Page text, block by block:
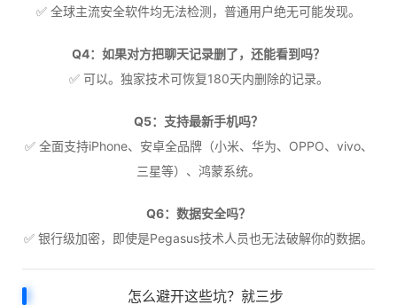
✅ 全球主流安全软件均无法检测，普通用户绝无可能发现。
Q4：如果对方把聊天记录删了，还能看到吗？
✅ 可以。独家技术可恢复180天内删除的记录。
Q5：支持最新手机吗？
✅ 全面支持iPhone、安卓全品牌（小米、华为、OPPO、vivo、
三星等）、鸿蒙系统。
Q6：数据安全吗？
✅ 银行级加密，即使是Pegasus技术人员也无法破解你的数据。
怎么避开这些坑？就三步